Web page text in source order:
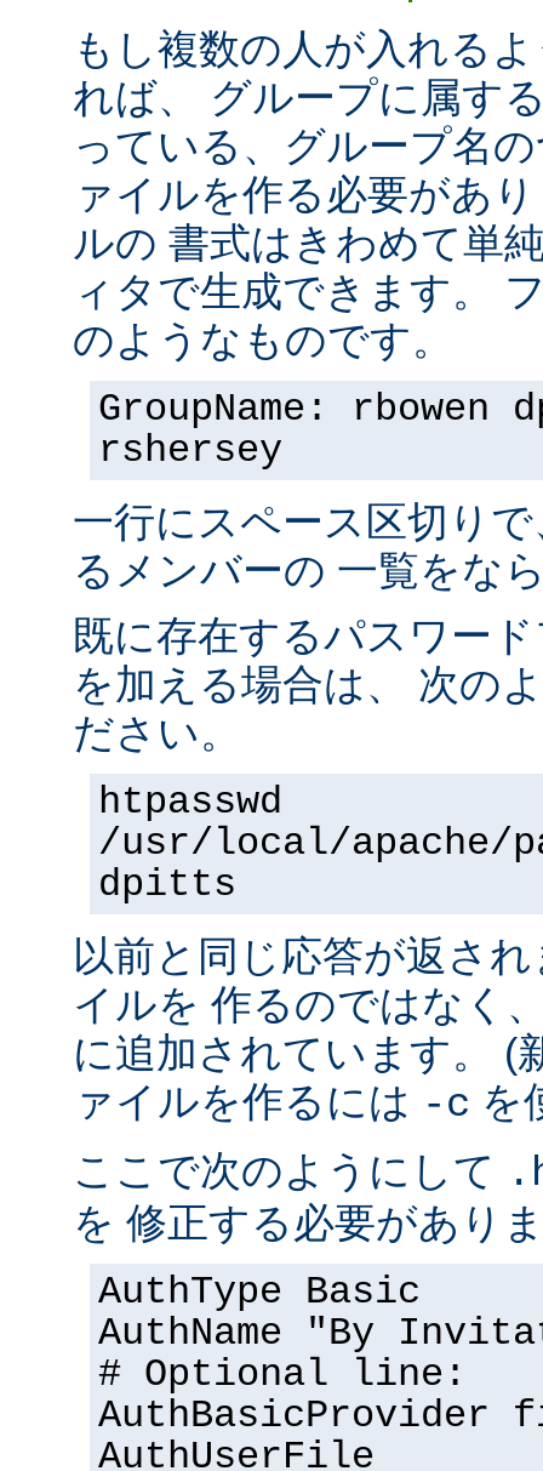
もし複数の人が入れる
れば、 グループに属す
っている、グループ名
ァイルを作る必要があ
ルの 書式はきわめて単
ィタで生成できます。
のようなものです。
GroupName: rbowen
rshersey
一行にスペース区切り
るメンバーの 一覧をな
既に存在するパスワー
を加える場合は、 次の
ださい。
htpasswd
/usr/local/apache/
dpitts
以前と同じ応答が返さ
イルを 作るのではなく
に追加されています。 (
ァイルを作るには -c を
ここで次のようにして
を 修正する必要があり
AuthType Basic
AuthName "By
# Optional line:
AuthBasicProvider
AuthUserFile